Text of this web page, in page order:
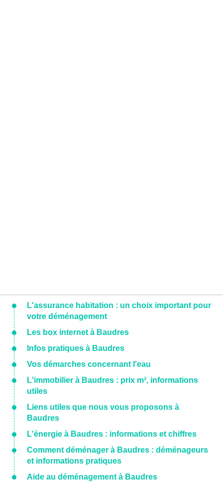
L'assurance habitation : un choix important pour
votre déménagement
Les box internet à Baudres
Infos pratiques à Baudres
Vos démarches concernant l'eau
L'immobilier à Baudres : prix m², informations
utiles
Liens utiles que nous vous proposons à
Baudres
L'énergie à Baudres : informations et chiffres
Comment déménager à Baudres : déménageurs
et informations pratiques
Aide au déménagement à Baudres